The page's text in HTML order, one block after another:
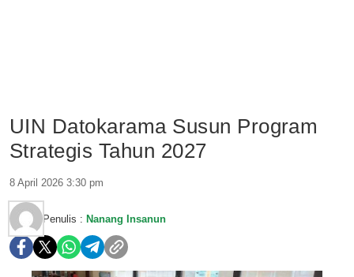
UIN Datokarama Susun Program
Strategis Tahun 2027
8 April 2026 3:30 pm
Penulis : Nanang Insanun